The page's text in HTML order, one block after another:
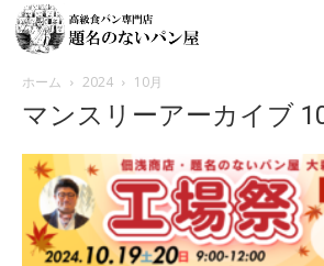
ホーム 2024 10月
マンスリーアーカイブ